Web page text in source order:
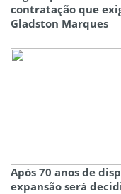
contratação que
Gladston Marques
Após 70 anos de
expansão será